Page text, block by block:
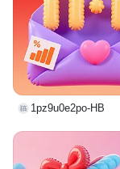
1pz9u0e2po-HB